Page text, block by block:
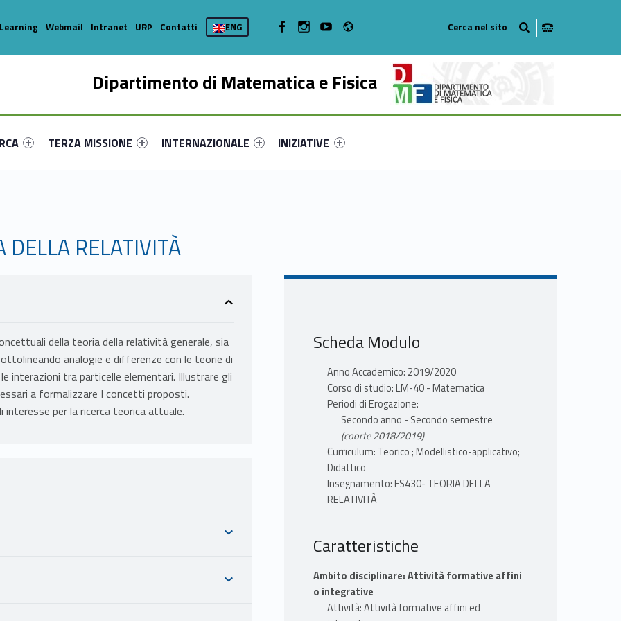
Dipartimento di Matematica e Fisica
primary-5706-16
#link-menu-primary-12905-35
Link identifier #link-menu-primary-24493-44
TERZA MISSIONE
Link identifier #link-menu-primary-81078-53
INTERNAZIONALE
Link identifier #link-menu-primary-60575-62
INIZIATIVE
Webmail Intranet URP Contatti ENG WebMan on FacebookWebMan on Instagram
WebMan on Youtube
RELATIVITÀ
della teoria della relatività generale, sia
analogie e differenze con le teorie di
interazioni tra particelle elementari. Illustrare gli
a formalizzare I concetti proposti.
per la ricerca teorica attuale.
Scheda Modulo
Anno Accademico: 2019/2020
Corso di studio: LM-40 - Matematica
Periodi di Erogazione:
Secondo anno - Secondo semestre
(coorte 2018/2019)
Curriculum: Teorico ; Modellistico-applicativo;
Didattico
Insegnamento: FS430- TEORIA DELLA
RELATIVITÀ
Caratteristiche
Ambito disciplinare: Attività formative affini
o integrative
Attività: Attività formative affini ed